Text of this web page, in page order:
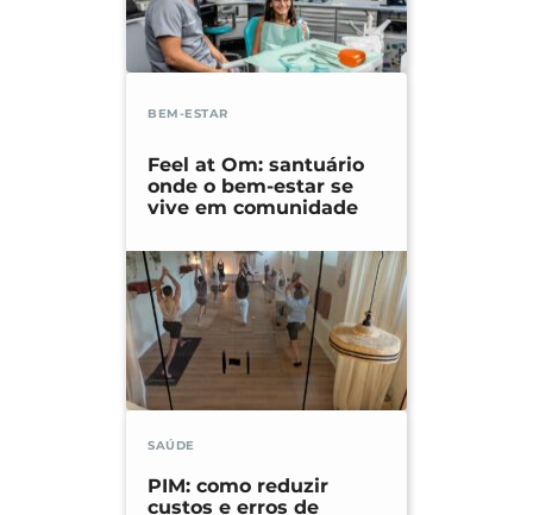
BEM-ESTAR
Feel at Om: santuário
onde o bem-estar se
vive em comunidade
SAÚDE
PIM: como reduzir
custos e erros de